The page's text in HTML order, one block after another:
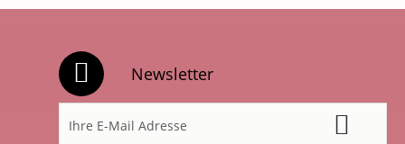
Newsletter